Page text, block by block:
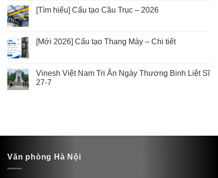
[Tìm hiểu] Cấu tạo Cầu Trục – 2026
[Mới 2026] Cấu tạo Thang Máy – Chi tiết
Vinesh Việt Nam Tri Ân Ngày Thương Binh Liệt Sĩ
27-7
Văn phòng Hà Nội